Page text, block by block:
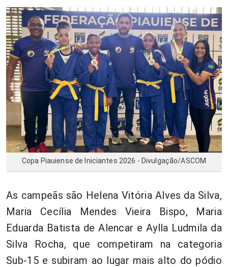
Copa Piauiense de Iniciantes 2026 - Divulgação/ASCOM
As campeãs são Helena Vitória Alves da Silva,
Maria Cecília Mendes Vieira Bispo, Maria
Eduarda Batista de Alencar e Aylla Ludmila da
Silva Rocha, que competiram na categoria
Sub-15 e subiram ao lugar mais alto do pódio